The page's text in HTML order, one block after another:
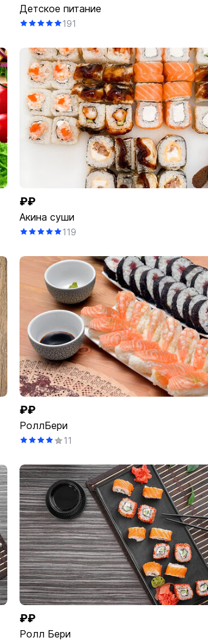
Детское питание
191
₽₽
Акина суши
119
₽₽
РоллБери
11
₽₽
Ролл Бери